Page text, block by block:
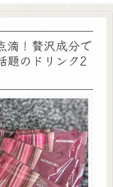
滴！贅沢成分で
題のドリンク2